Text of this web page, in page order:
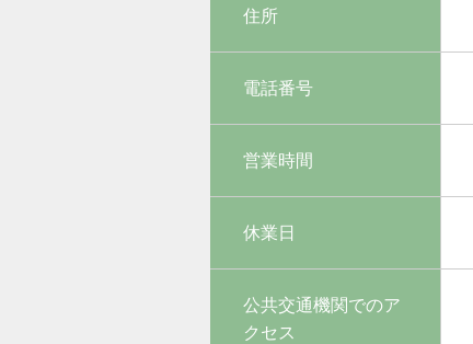
住所
電話番号
営業時間
休業日
公共交通機関でのア
クセス